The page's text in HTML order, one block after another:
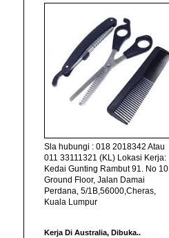
Sla hubungi : 018 2018342 Atau
011 33111321 (KL) Lokasi Kerja:
Kedai Gunting Rambut 91. No 10
Ground Floor, Jalan Damai
Perdana, 5/1B,56000,Cheras,
Kuala Lumpur
Kerja Di Australia, Dibuka..